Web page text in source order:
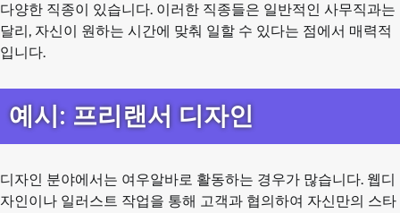
다양한 직종이 있습니다. 이러한 직종들은 일반적인 사무직과는
달리, 자신이 원하는 시간에 맞춰 일할 수 있다는 점에서 매력적
입니다.
예시: 프리랜서 디자인
디자인 분야에서는 여우알바로 활동하는 경우가 많습니다. 웹디
자인이나 일러스트 작업을 통해 고객과 협의하여 자신만의 스타